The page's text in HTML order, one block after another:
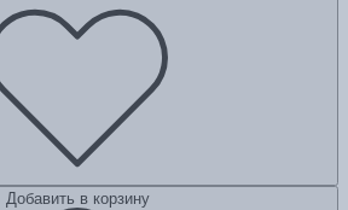
Добавить в корзину